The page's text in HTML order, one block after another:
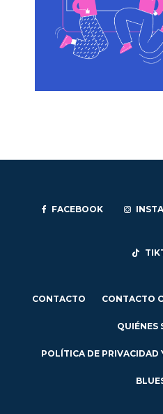
FACEBOOK
CONTACTO CONTACTO
QUIÉNES
POLÍTICA DE PRIVACIDAD